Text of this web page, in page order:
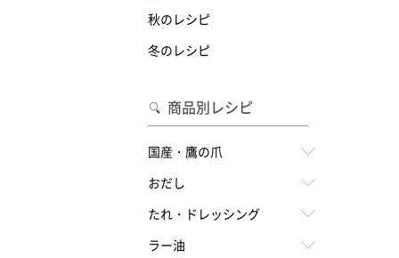
せて一味・七味を選ぶ
秋のレシピ
冬のレシピ
商品別レシピ
国産・鷹の爪
おだし
たれ・ドレッシング
ラー油